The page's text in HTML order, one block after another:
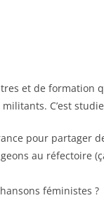
et de
C’est
pour partager
au réfectoire
féministes ?